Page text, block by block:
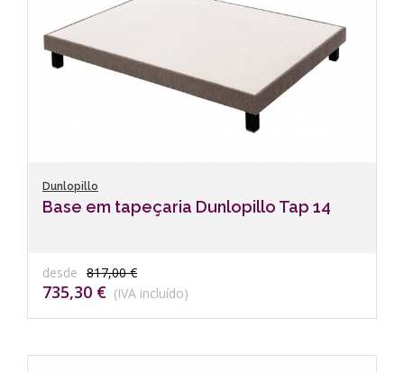
Dunlopillo
Base em tapeçaria Dunlopillo Tap 14
desde 817,00 €
735,30 € (IVA incluído)